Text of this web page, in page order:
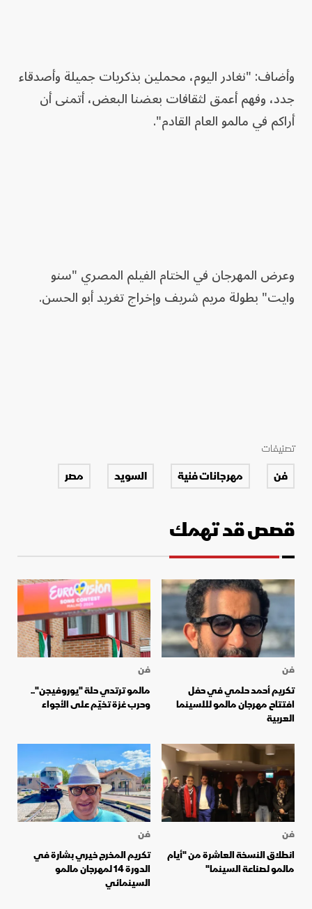
وأضاف: "نغادر اليوم، محملين بذكريات جميلة وأصدقاء
جدد، وفهم أعمق لثقافات بعضنا البعض، أتمنى أن
أراكم في مالمو العام القادم".
وعرض المهرجان في الختام الفيلم المصري "سنو
وايت" بطولة مريم شريف وإخراج تغريد أبو الحسن.
تصنيفات
فن مهرجانات فنية السويد مصر
قصص قد تهمك
فن
تكريم أحمد حلمي في حفل
افتتاح مهرجان مالمو لللسينما
العربية
فن
مالمو ترتدي حلة "يوروفيجن"..
وحرب غزة تخيّم على الأجواء
فن
انطلاق النسخة العاشرة من "أيام
مالمو لصناعة السينما"
فن
تكريم المخرج خيري بشارة في
الدورة 14 لمهرجان مالمو
السينمائي